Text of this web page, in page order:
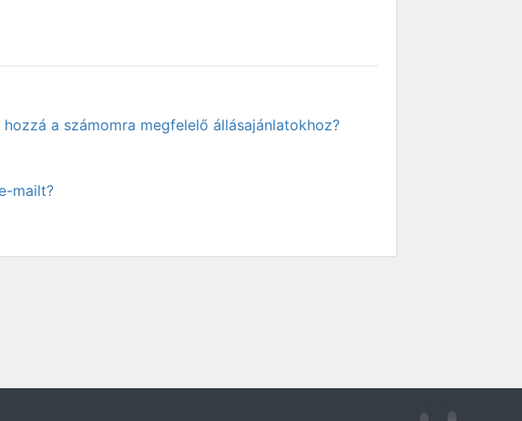
a számomra megfelelő állásajánlatokhoz?
mailt?